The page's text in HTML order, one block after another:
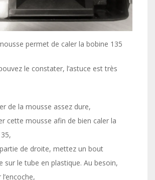
permet de caler la bobine 135
le constater, l’astuce est très
de la mousse assez dure,
cette mousse afin de bien caler la
de droite, mettez un bout
sur le tube en plastique. Au besoin,